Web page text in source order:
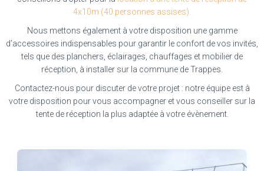
4x10m (40 personnes assises).
Nous mettons également à votre disposition une gamme
d’accessoires indispensables pour garantir le confort de vos invités,
tels que des planchers, éclairages, chauffages et mobilier de
réception, à installer sur la commune de Trappes.
Contactez-nous pour discuter de votre projet : notre équipe est à
votre disposition pour vous accompagner et vous conseiller sur la
tente de réception la plus adaptée à votre évènement.